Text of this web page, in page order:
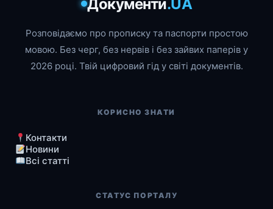
Документи.UA
Розповідаємо про прописку та паспорти простою
мовою. Без черг, без нервів і без зайвих паперів у
2026 році. Твій цифровий гід у світі документів.
КОРИСНО ЗНАТИ
Контакти
Новини
Всі статті
СТАТУС ПОРТАЛУ